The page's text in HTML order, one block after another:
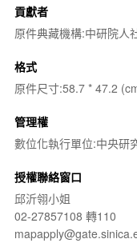
貢獻者
原件典藏機構:中研院人
格式
原件尺寸:58.7 * 47.2
管理權
數位化執行單位:中央研
授權聯絡窗口
邱沂翎小姐
02-27857108 轉110